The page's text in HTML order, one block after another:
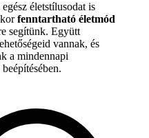
életstílusodat is
fenntartható életmód
segítünk. Együtt
vannak, és
a mindennapi
beépítésében.